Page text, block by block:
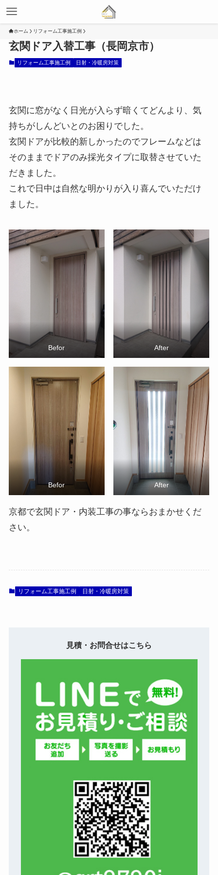
ホーム リフォーム工事施工例
玄関ドア入替工事（長岡京市）
リフォーム工事施工例 日射・冷暖房対策
玄関に窓がなく日光が入らず暗くてどんより、気
持ちがしんどいとのお困りでした。
玄関ドアが比較的新しかったのでフレームなどは
そのままでドアのみ採光タイプに取替させていた
だきました。
これで日中は自然な明かりが入り喜んでいただけ
ました。
Befor After
Befor After
京都で玄関ドア・内装工事の事ならおまかせくだ
さい。
リフォーム工事施工例 日射・冷暖房対策
見積・お問合せはこちら